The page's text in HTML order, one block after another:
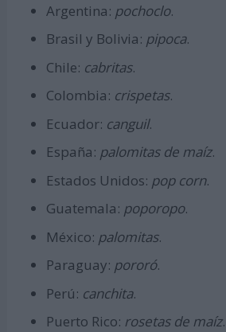
Argentina: pochoclo.
Brasil y Bolivia: pipoca.
Chile: cabritas.
Colombia: crispetas.
Ecuador: canguil.
España: palomitas de maíz.
Estados Unidos: pop corn.
Guatemala: poporopo.
México: palomitas.
Paraguay: pororó.
Perú: canchita.
Puerto Rico: rosetas de maíz.